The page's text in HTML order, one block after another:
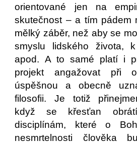
orientované jen na
skutečnost – a tím pádem
mělký záběr, než aby se
smyslu lidského života,
apod. A to samé platí i
projekt angažovat při
úspěšnou a obecně
filosofii. Je totiž
když se křesťan
disciplínám, které o
nesmrtelnosti člověka